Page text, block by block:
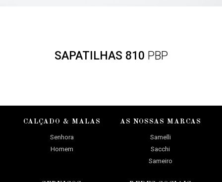
SAPATILHAS 810 PBP
CALÇADO & MALAS
Senhora
Homem
AS NOSSAS MARCAS
Samelli
Sacchi
Sameiro